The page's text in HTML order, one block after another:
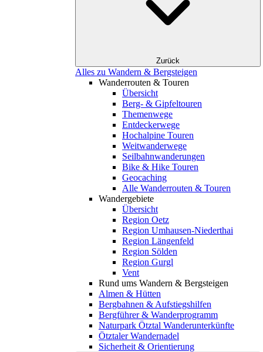
Zurück
Alles zu Wandern & Bergsteigen
Wanderrouten & Touren
Übersicht
Berg- & Gipfeltouren
Themenwege
Entdeckerwege
Hochalpine Touren
Weitwanderwege
Seilbahnwanderungen
Bike & Hike Touren
Geocaching
Alle Wanderrouten & Touren
Wandergebiete
Übersicht
Region Oetz
Region Umhausen-Niederthai
Region Längenfeld
Region Sölden
Region Gurgl
Vent
Rund ums Wandern & Bergsteigen
Almen & Hütten
Bergbahnen & Aufstiegshilfen
Bergführer & Wanderprogramm
Naturpark Ötztal Wanderunterkünfte
Ötztaler Wandernadel
Sicherheit & Orientierung